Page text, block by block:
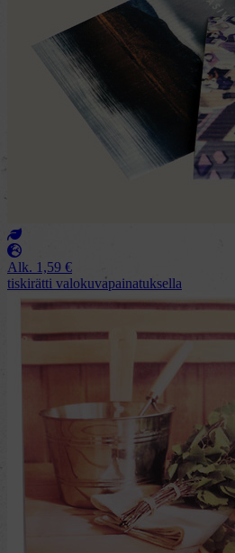
Alk. 1,59 €
tiskirätti valokuvapainatuksella